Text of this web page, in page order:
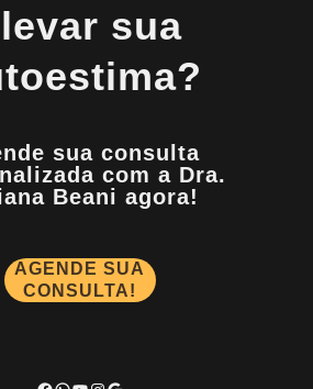
sua
sua consulta
com a Dra.
Beani agora!
AGENDE SUA
CONSULTA!